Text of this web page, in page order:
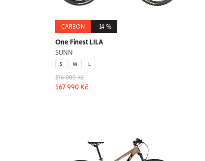
CARBON -14 %
One Finest LILA
SUNN
S M L
196 000 Kč
167 990 Kč